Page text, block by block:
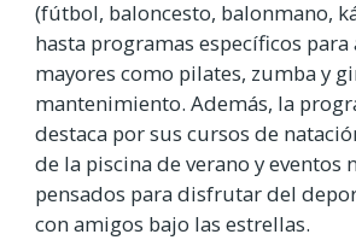
(fútbol, baloncesto, balonmano,
hasta programas específicos
mayores como pilates, zumba y
mantenimiento. Además, la
destaca por sus cursos de
de la piscina de verano y eventos
pensados para disfrutar del
con amigos bajo las estrellas.